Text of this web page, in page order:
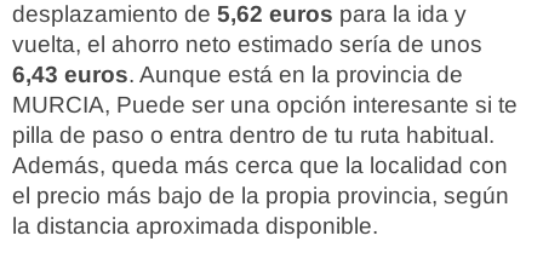
desplazamiento de 5,62 euros para la ida y
vuelta, el ahorro neto estimado sería de unos
6,43 euros. Aunque está en la provincia de
MURCIA, Puede ser una opción interesante si te
pilla de paso o entra dentro de tu ruta habitual.
Además, queda más cerca que la localidad con
el precio más bajo de la propia provincia, según
la distancia aproximada disponible.